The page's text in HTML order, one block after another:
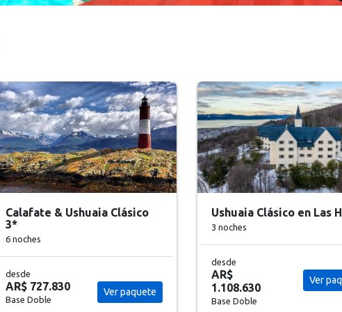
Ushuaia Clásico en Las Hayas
3 noches
AR$
1.108.630
Base Doble
Ver paquete
Calafate & Ushuaia 4*
6 noches
Estadías Julio a
Septiembre
2026 (no válido
feriados)
Ver